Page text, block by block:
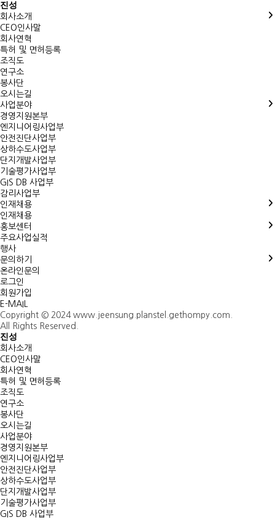
진성
회사소개
CEO인사말
회사연혁
특허 및 면허등록
조직도
연구소
봉사단
오시는길
사업분야
경영지원본부
엔지니어링사업부
안전진단사업부
상하수도사업부
단지개발사업부
기술평가사업부
GIS DB 사업부
감리사업부
인재채용
인재채용
홍보센터
주요사업실적
행사
문의하기
온라인문의
로그인
회원가입
E-MAIL
Copyright © 2024 www.jeensung.planstel.gethompy.com.
All Rights Reserved.
진성
회사소개
CEO인사말
회사연혁
특허 및 면허등록
조직도
연구소
봉사단
오시는길
사업분야
경영지원본부
엔지니어링사업부
안전진단사업부
상하수도사업부
단지개발사업부
기술평가사업부
GIS DB 사업부